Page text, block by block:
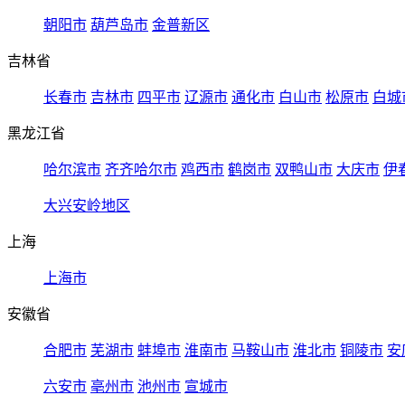
朝阳市 葫芦岛市 金普新区
吉林省
长春市 吉林市 四平市 辽源市 通化市 白山市 松原市 白城
黑龙江省
哈尔滨市 齐齐哈尔市 鸡西市 鹤岗市 双鸭山市 大庆市 伊
大兴安岭地区
上海
上海市
安徽省
合肥市 芜湖市 蚌埠市 淮南市 马鞍山市 淮北市 铜陵市 安
六安市 亳州市 池州市 宣城市